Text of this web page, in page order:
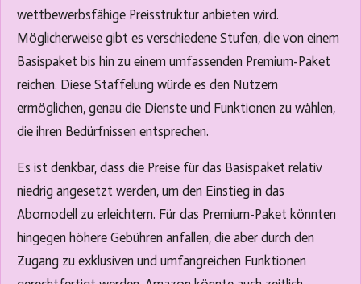
wettbewerbsfähige Preisstruktur anbieten wird.
Möglicherweise gibt es verschiedene Stufen, die von einem
Basispaket bis hin zu einem umfassenden Premium-Paket
reichen. Diese Staffelung würde es den Nutzern
ermöglichen, genau die Dienste und Funktionen zu wählen,
die ihren Bedürfnissen entsprechen.
Es ist denkbar, dass die Preise für das Basispaket relativ
niedrig angesetzt werden, um den Einstieg in das
Abomodell zu erleichtern. Für das Premium-Paket könnten
hingegen höhere Gebühren anfallen, die aber durch den
Zugang zu exklusiven und umfangreichen Funktionen